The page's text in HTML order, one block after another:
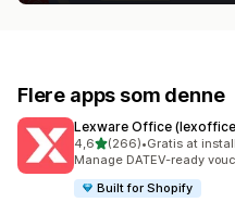
Flere apps som denne
Lexware Office
4,6ud af 5 stjerner
(266)
266 anmeldelser i alt
•Gratis at
Manage DATEV-ready
Built for Shopify